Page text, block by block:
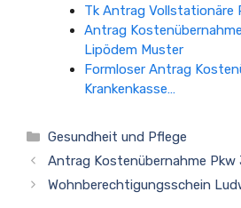
Tk Antrag Vollstationäre
Antrag
Lipödem Muster
Formloser Antrag
Krankenkasse…
Kategorien
Gesundheit und Pflege
Antrag Kostenübernahme
Wohnberechtigungsschein